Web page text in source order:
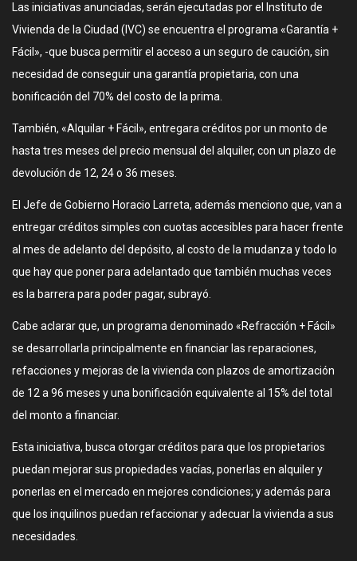
Las iniciativas anunciadas, serán ejecutadas por el Instituto de
Vivienda de la Ciudad (IVC) se encuentra el programa «Garantía +
Fácil», -que busca permitir el acceso a un seguro de caución, sin
necesidad de conseguir una garantía propietaria, con una
bonificación del 70% del costo de la prima.
También, «Alquilar + Fácil», entregara créditos por un monto de
hasta tres meses del precio mensual del alquiler, con un plazo de
devolución de 12, 24 o 36 meses.
El Jefe de Gobierno Horacio Larreta, además menciono que, van a
entregar créditos simples con cuotas accesibles para hacer frente
al mes de adelanto del depósito, al costo de la mudanza y todo lo
que hay que poner para adelantado que también muchas veces
es la barrera para poder pagar, subrayó.
Cabe aclarar que, un programa denominado «Refracción + Fácil»
se desarrollarla principalmente en financiar las reparaciones,
refacciones y mejoras de la vivienda con plazos de amortización
de 12 a 96 meses y una bonificación equivalente al 15% del total
del monto a financiar.
Esta iniciativa, busca otorgar créditos para que los propietarios
puedan mejorar sus propiedades vacías, ponerlas en alquiler y
ponerlas en el mercado en mejores condiciones; y además para
que los inquilinos puedan refaccionar y adecuar la vivienda a sus
necesidades.